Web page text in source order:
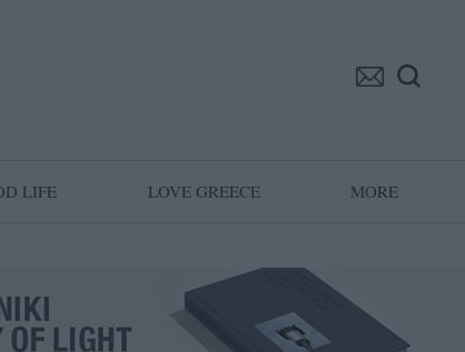
LIFE LOVE GREECE MORE